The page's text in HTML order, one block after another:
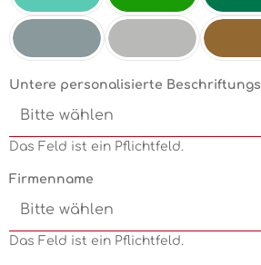
Mint Electricgreen Grün
Untere personalisierte
Das Feld ist ein Pflichtfeld.
Firmenname
Das Feld ist ein Pflichtfeld.